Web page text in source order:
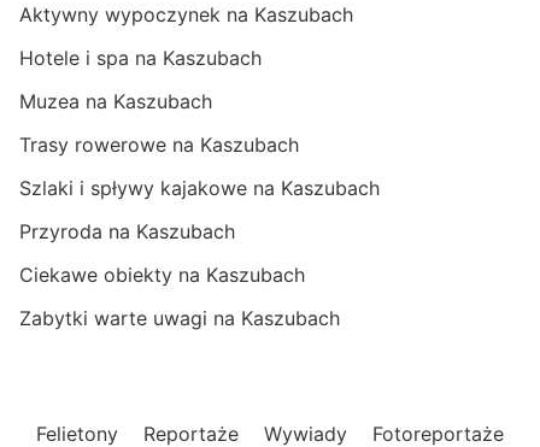
Aktywny wypoczynek na Kaszubach
Hotele i spa na Kaszubach
Muzea na Kaszubach
Trasy rowerowe na Kaszubach
Szlaki i spływy kajakowe na Kaszubach
Przyroda na Kaszubach
Ciekawe obiekty na Kaszubach
Zabytki warte uwagi na Kaszubach
Felietony Reportaże Wywiady
Fotoreportaże